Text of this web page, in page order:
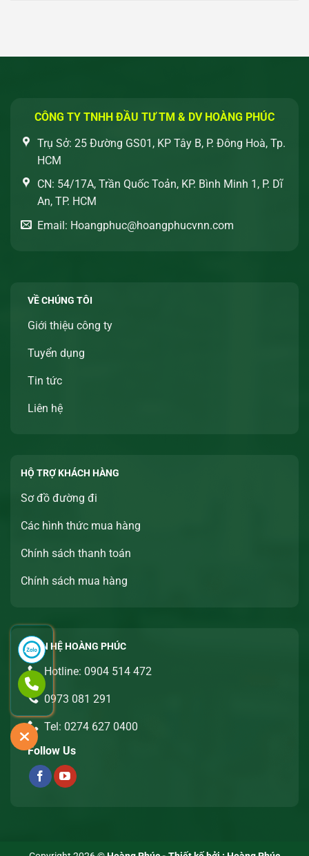
CÔNG TY TNHH ĐẦU TƯ TM & DV HOÀNG PHÚC
Trụ Sở: 25 Đường GS01, KP Tây B, P. Đông Hoà, Tp.
HCM
CN: 54/17A, Trần Quốc Toản, KP. Bình Minh 1, P. Dĩ
An, TP. HCM
Email: Hoangphuc@hoangphucvnn.com
VỀ CHÚNG TÔI
Giới thiệu công ty
Tuyển dụng
Tin tức
Liên hệ
HỘ TRỢ KHÁCH HÀNG
Sơ đồ đường đi
Các hình thức mua hàng
Chính sách thanh toán
Chính sách mua hàng
LIÊN HỆ HOÀNG PHÚC
Hotline: 0904 514 472
0973 081 291
Tel: 0274 627 0400
Follow Us